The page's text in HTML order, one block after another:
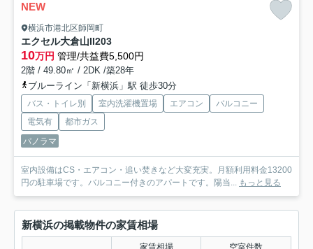
NEW
横浜市港北区師岡町
エクセル大倉山II203
10万円 管理/共益費5,500円
2階 / 49.80㎡ / 2DK /築28年
ブルーライン「新横浜」駅 徒歩30分
バス・トイレ別 室内洗濯機置場 エアコン
バルコニー
電気有
都市ガス
パノラマ
室内設備はCS・エアコン・追い焚きなど大変充実。月額利用料金13200
円の駐車場です。バルコニー付きのアパートです。陽当... もっと見る
新横浜の掲載物件の家賃相場